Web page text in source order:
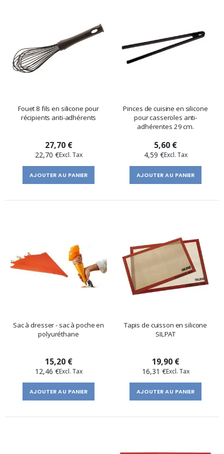
Fouet 8 fils en silicone pour
récipients anti-adhérents
27,70 €
22,70 €
AJOUTER AU PANIER
Pinces de cuisine en silicone
pour casseroles anti-
adhérentes 29 cm.
5,60 €
4,59 €
AJOUTER AU PANIER
Sac à dresser - sac à poche en
polyuréthane
15,20 €
12,46 €
AJOUTER AU PANIER
Tapis de cuisson en silicone
SILPAT
19,90 €
16,31 €
AJOUTER AU PANIER